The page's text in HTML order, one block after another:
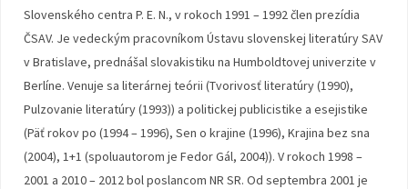
Slovenského centra P. E. N., v rokoch 1991 – 1992 člen prezídia
ČSAV. Je vedeckým pracovníkom Ústavu slovenskej literatúry SAV
v Bratislave, prednášal slovakistiku na Humboldtovej univerzite v
Berlíne. Venuje sa literárnej teórii (Tvorivosť literatúry (1990),
Pulzovanie literatúry (1993)) a politickej publicistike a esejistike
(Päť rokov po (1994 – 1996), Sen o krajine (1996), Krajina bez sna
(2004), 1+1 (spoluautorom je Fedor Gál, 2004)). V rokoch 1998 –
2001 a 2010 – 2012 bol poslancom NR SR. Od septembra 2001 je